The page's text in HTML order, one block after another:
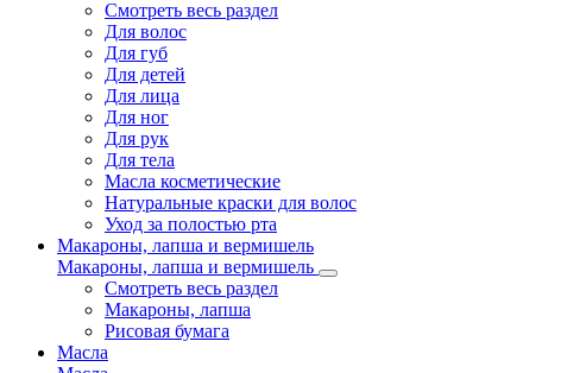
Смотреть весь раздел
Для волос
Для губ
Для детей
Для лица
Для ног
Для рук
Для тела
Масла косметические
Натуральные краски для волос
Уход за полостью рта
Макароны, лапша и вермишель
Макароны, лапша и вермишель
Смотреть весь раздел
Макароны, лапша
Рисовая бумага
Масла